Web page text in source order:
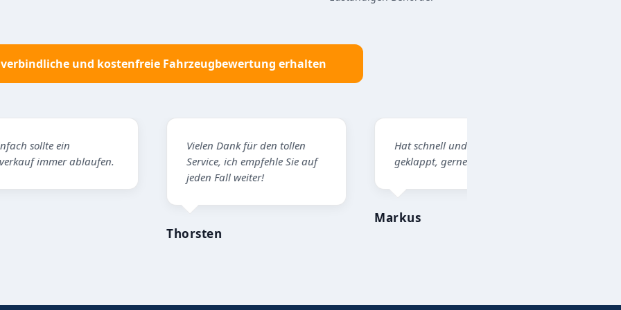
und kostenfreie Fahrzeugbewertung erhalten
Vielen Dank für den tollen
Service, ich empfehle Sie auf
Hat schnell und Problemlos
geklappt, gerne wieder.